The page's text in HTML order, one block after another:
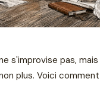
s'improvise pas, mais
plus. Voici